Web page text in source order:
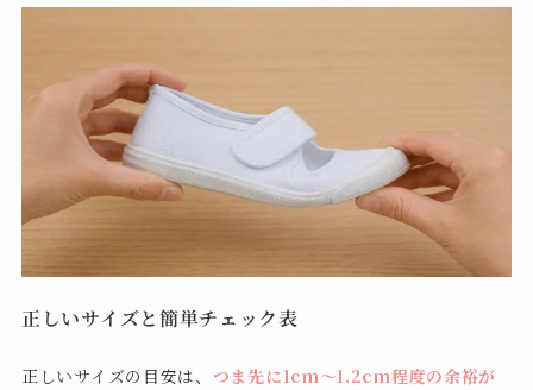
正しいサイズと簡単チェック表
正しいサイズの目安は、 つま先に1cm〜1.2cm程度の余裕が